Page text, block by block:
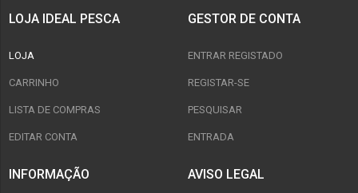
LOJA IDEAL PESCA
LOJA
CARRINHO
LISTA DE COMPRAS
EDITAR CONTA
GESTOR DE CONTA
ENTRAR REGISTADO
REGISTAR-SE
PESQUISAR
ENTRADA
INFORMAÇÃO AVISO LEGAL